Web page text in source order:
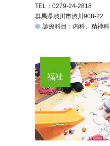
TEL：0279-24-2818
群馬県渋川市渋川908-22
診療科目：内科、精神科
福祉